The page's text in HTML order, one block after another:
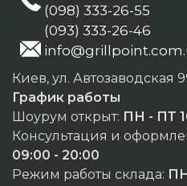
(098) 333-26-55
(093) 333-26-46
Киев, ул. Автозаводская
График работы
Шоурум открыт: ПН - ПТ
Консультация и
09:00 - 20:00
Режим работы склада: